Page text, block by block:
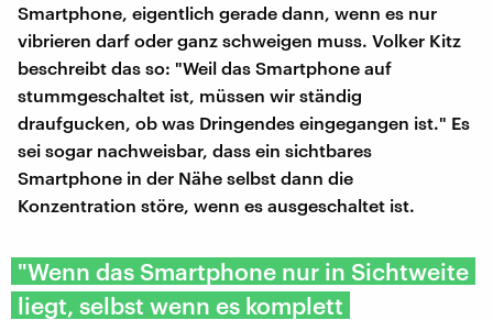
Smartphone, eigentlich gerade dann, wenn es nur
vibrieren darf oder ganz schweigen muss. Volker Kitz
beschreibt das so: "Weil das Smartphone auf
stummgeschaltet ist, müssen wir ständig
draufgucken, ob was Dringendes eingegangen ist." Es
sei sogar nachweisbar, dass ein sichtbares
Smartphone in der Nähe selbst dann die
Konzentration störe, wenn es ausgeschaltet ist.
"Wenn das Smartphone nur in Sichtweite
liegt, selbst wenn es komplett